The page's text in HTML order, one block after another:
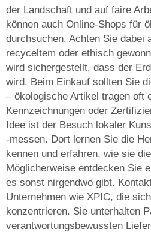
der Landschaft und auf faire
können auch Online-Shops für
durchsuchen. Achten Sie dabei
recyceltem oder ethisch
wird sichergestellt, dass der
wird. Beim Einkauf sollten Sie
– ökologische Artikel tragen oft
Kennzeichnungen oder
Idee ist der Besuch lokaler
-messen. Dort lernen Sie die
kennen und erfahren, wie sie
Möglicherweise entdecken Sie
es sonst nirgendwo gibt.
Unternehmen wie XPIC, die
konzentrieren. Sie unterhalten
verantwortungsbewussten